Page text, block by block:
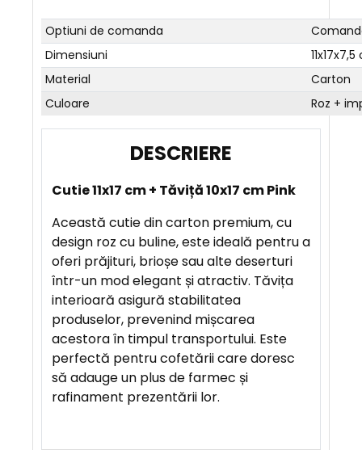
Optiuni de comanda
Dimensiuni
Material
Carton
Culoare
Roz +
S
C
R
I
E
R
E
A
Cutie 11x17 cm + Tăviță 10x17 cm Pink
Această cutie din carton premium, cu
design roz cu buline, este ideală pentru a
oferi prăjituri, brioșe sau alte deserturi
într-un mod elegant și atractiv. Tăvița
interioară asigură stabilitatea
produselor, prevenind mișcarea
acestora în timpul transportului. Este
perfectă pentru cofetării care doresc
să adauge un plus de farmec și
rafinament prezentării lor.